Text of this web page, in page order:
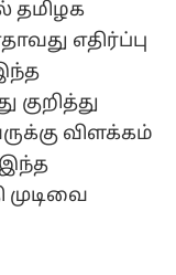
தமிழக
எதிர்ப்பு
விளக்கம்
இந்த
முடிவை